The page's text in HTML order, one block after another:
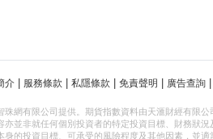
介 服務條款 私隱條款 免責聲明 廣告查詢
珠網有限公司提供。期貨指數資料由天滙財經有限公
並非就任何個別投資者的特定投資目標、財務狀
的投資目標、可承受的風險程度及其他因素，並